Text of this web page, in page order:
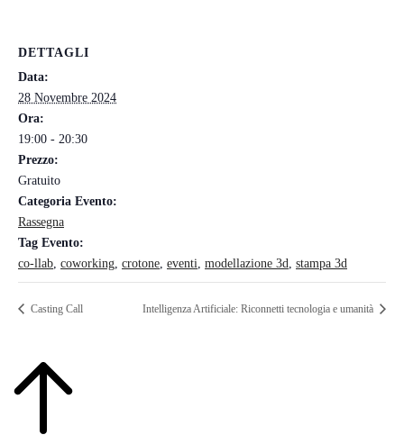
DETTAGLI
Data:
28 Novembre 2024
Ora:
19:00 - 20:30
Prezzo:
Gratuito
Categoria Evento:
Rassegna
Tag Evento:
co-llab, coworking, crotone, eventi, modellazione 3d, stampa 3d
Casting Call Intelligenza Artificiale: Riconnetti tecnologia e umanità